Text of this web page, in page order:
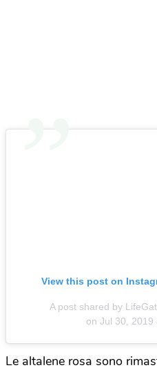
View this post on
A post shared by
on Jul 30, 2019
Le altalene rosa sono